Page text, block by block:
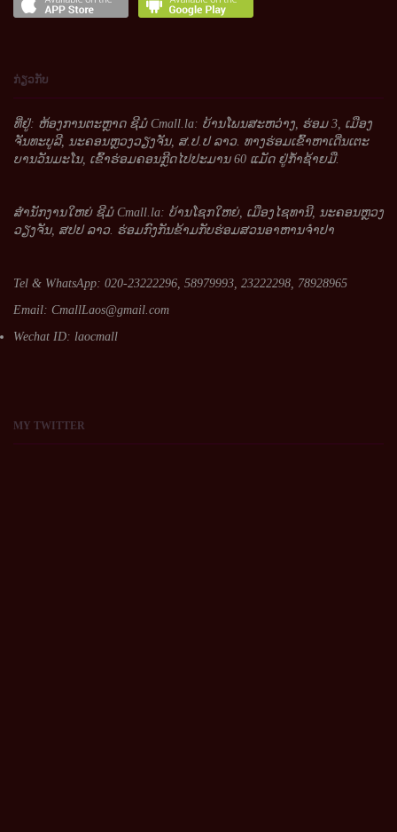
ກ່ຽວກັບ
ທີ່ຢູ່: ຫ້ອງການຕະຫຼາດ ຊີມໍ Cmall.la: ບ້ານໂພນສະຫວ່າງ, ຮ່ອມ 3, ເມືອງ
ຈັນທະບູລີ, ນະຄອນຫຼວງວຽງຈັນ, ສ.ປ.ປ ລາວ. ທາງຮ່ອມເຂົ້າຫາເດີ່ນເຕະ
ບານວັນມະໂນ, ເຂົ້າຮ່ອມຄອນກຼີດໄປປະມານ 60 ແມັດ ຢູ່ກໍ້າຊ້າຍມື.
ສໍານັກງານໃຫຍ່ ຊີມໍ Cmall.la: ບ້ານໂຊກໃຫຍ່, ເມືອງໄຊທານີ, ນະຄອນຫຼວງ
ວຽງຈັນ, ສປປ ລາວ. ຮ່ອມກົງກັນຂ້າມກັບຮ່ອມສວນອາຫານຈໍາປາ
Tel & WhatsApp: 020-23222296, 58979993, 23222298, 78928965
Email: CmallLaos@gmail.com
Wechat ID: laocmall
MY TWITTER